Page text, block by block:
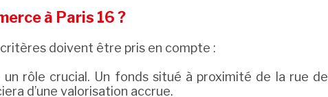
à Paris 16 ?
doivent être pris en compte :
rôle crucial. Un fonds situé à proximité de la rue
d’une valorisation accrue.